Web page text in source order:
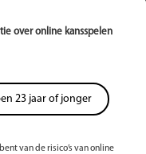
over online kansspelen
23 jaar of jonger
van de risico’s van online